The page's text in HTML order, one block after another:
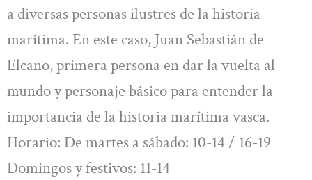
a diversas personas ilustres de la historia
marítima. En este caso, Juan Sebastián de
Elcano, primera persona en dar la vuelta al
mundo y personaje básico para entender la
importancia de la historia marítima vasca.
Horario: De martes a sábado: 10-14 / 16-19
Domingos y festivos: 11-14